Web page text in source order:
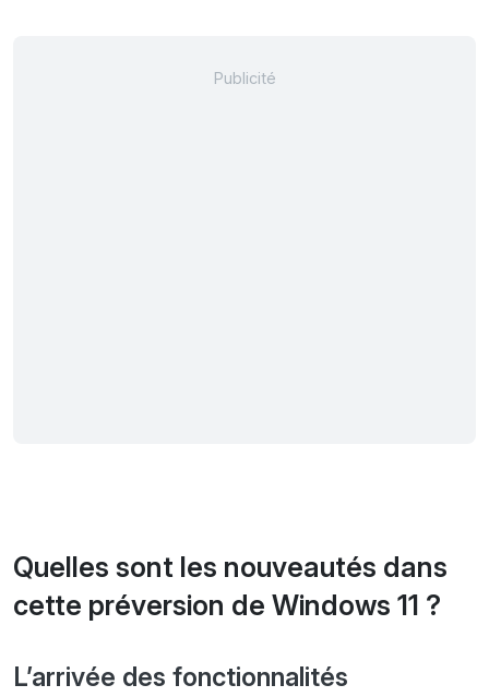
Quelles sont les nouveautés dans
cette préversion de Windows 11 ?
L’arrivée des fonctionnalités